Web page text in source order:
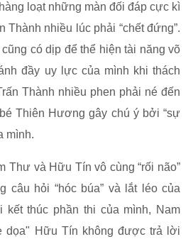
loạt những màn đối đáp cực kì
Thành nhiều lúc phải “chết đứng”.
có dịp để thể hiện tài năng võ
đầy uy lực của mình khi thách
Thành nhiều phen phải né đến
Thiên Hương gây chú ý bởi “sự
mình.
Thư và Hữu Tín vô cùng “rối não”
câu hỏi “hóc búa” và lắt léo của
kết thúc phần thi của mình, Nam
dọa" Hữu Tín không được trả lời